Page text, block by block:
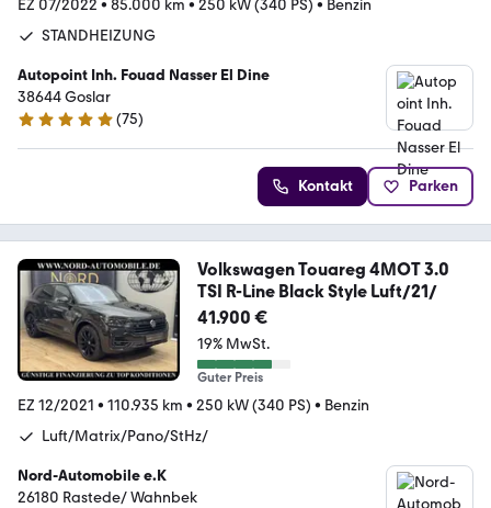
EZ 07/2022 • 85.000 km • 250 kW (340 PS) • Benzin
STANDHEIZUNG
Autopoint Inh. Fouad Nasser El Dine
38644 Goslar
4.8 Sterne
(75)
Kontakt Parken
Volkswagen Touareg 4MOT 3.0
TSI R-Line Black Style Luft/21/
41.900 €
19% MwSt.
Guter Preis
EZ 12/2021 • 110.935 km • 250 kW (340 PS) • Benzin
Luft/Matrix/Pano/StHz/
Nord-Automobile e.K
26180 Rastede/ Wahnbek